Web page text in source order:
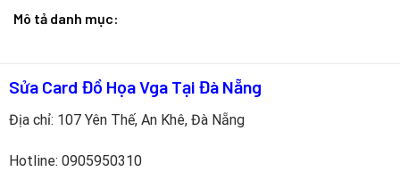
Mô tả danh mục:
Sửa Card Đồ Họa Vga Tại Đà Nẵng
Địa chỉ: 107 Yên Thế, An Khê, Đà Nẵng
Hotline: 0905950310